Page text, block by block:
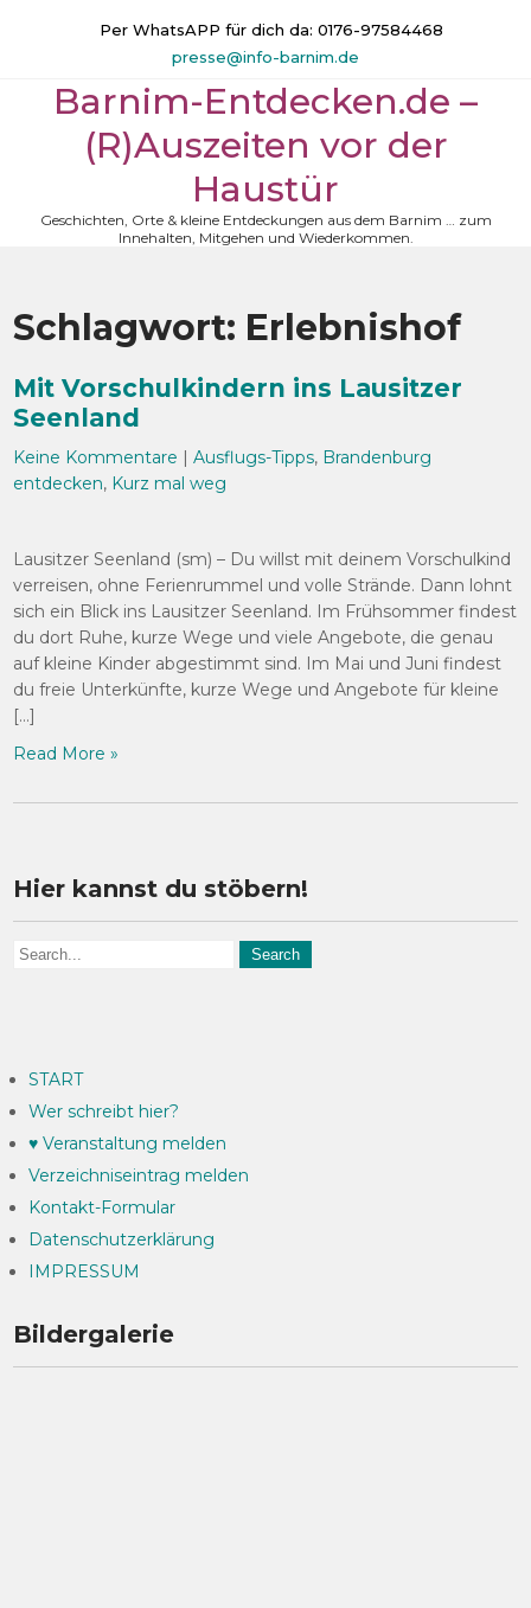
Per WhatsAPP für dich da: 0176-97584468
presse@info-barnim.de
Barnim-Entdecken.de –
(R)Auszeiten vor der
Haustür
Geschichten, Orte & kleine Entdeckungen aus dem Barnim … zum
Innehalten, Mitgehen und Wiederkommen.
Schlagwort: Erlebnishof
Mit Vorschulkindern ins Lausitzer
Seenland
Keine Kommentare |Ausflugs-Tipps, Brandenburg
entdecken, Kurz mal weg
Lausitzer Seenland (sm) – Du willst mit deinem Vorschulkind
verreisen, ohne Ferienrummel und volle Strände. Dann lohnt
sich ein Blick ins Lausitzer Seenland. Im Frühsommer findest
du dort Ruhe, kurze Wege und viele Angebote, die genau
auf kleine Kinder abgestimmt sind. Im Mai und Juni findest
du freie Unterkünfte, kurze Wege und Angebote für kleine
[…]
Read More »
Hier kannst du stöbern!
START
Wer schreibt hier?
♥ Veranstaltung melden
Verzeichniseintrag melden
Kontakt-Formular
Datenschutzerklärung
IMPRESSUM
Bildergalerie